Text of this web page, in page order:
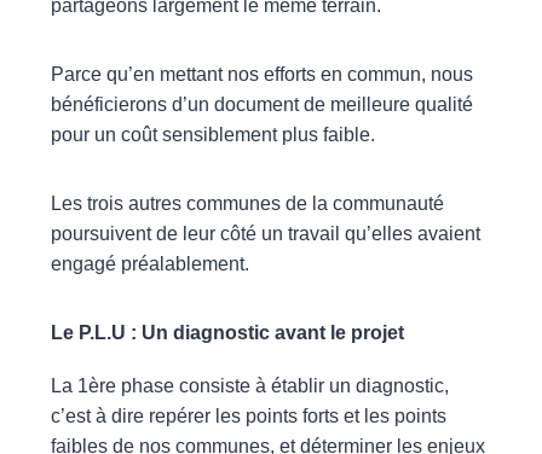
partageons largement le même terrain.
Parce qu’en mettant nos efforts en commun, nous
bénéficierons d’un document de meilleure qualité
pour un coût sensiblement plus faible.
Les trois autres communes de la communauté
poursuivent de leur côté un travail qu’elles avaient
engagé préalablement.
Le P.L.U : Un diagnostic avant le projet
La 1ère phase consiste à établir un diagnostic,
c’est à dire repérer les points forts et les points
faibles de nos communes, et déterminer les enjeux